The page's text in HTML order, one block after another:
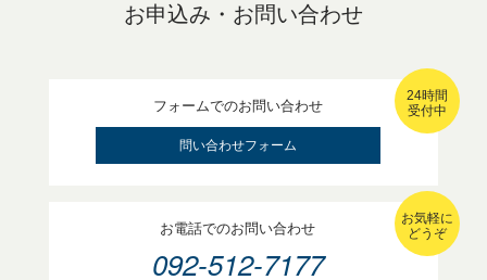
お申込み・お問い合わせ
24時間
受付中
フォームでのお問い合わせ
問い合わせフォーム
お気軽に
どうぞ
お電話でのお問い合わせ
092-512-7177